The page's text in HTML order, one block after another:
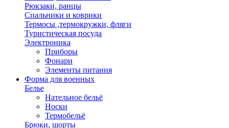
Рюкзаки, ранцы
Спальники и коврики
Термосы ,термокружки, фляги
Туристическая посуда
Электроника
Приборы
Фонари
Элементы питания
Форма для военных
Белье
Нательное бельё
Носки
Термобельё
Брюки, шорты